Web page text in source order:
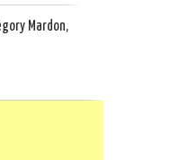
Mardon,